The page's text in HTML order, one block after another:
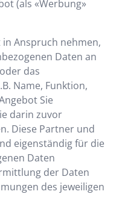
(als «Werbung»
in Anspruch nehmen,
Daten an
das
Name, Funktion,
Sie
darin zuvor
Diese Partner und
eigenständig für die
Daten
der Daten
des jeweiligen